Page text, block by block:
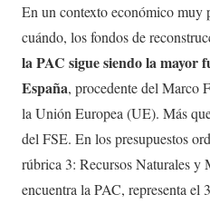
En un contexto económico muy
cuándo, los fondos de
la PAC sigue siendo la mayor
España, procedente del Marco
la Unión Europea (UE). Más
del FSE. En los presupuestos
rúbrica 3: Recursos Naturales y
encuentra la PAC, representa el